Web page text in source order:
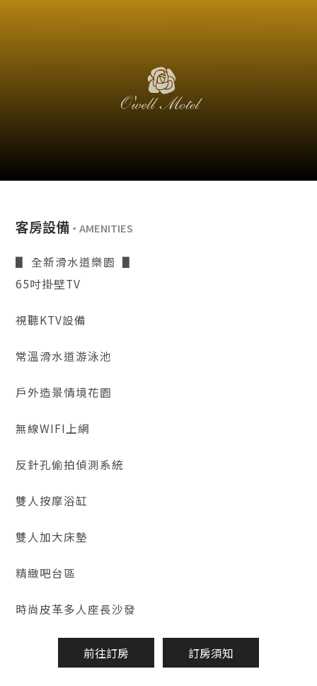
客房設備
▋ 全新滑水道樂園 ▋
65吋掛壁TV
視聽KTV設備
常溫滑水道游泳池
戶外造景情境花園
無線WIFI上網
反針孔偷拍偵測系統
雙人按摩浴缸
雙人加大床墊
精緻吧台區
時尚皮革多人座長沙發
前往訂房 訂房須知